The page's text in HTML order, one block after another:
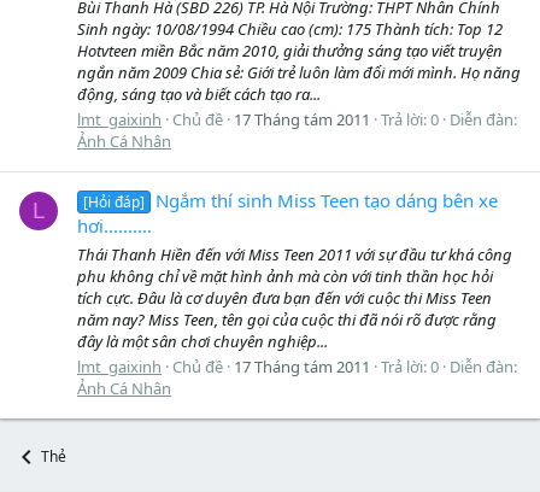
Bùi Thanh Hà (SBD 226) TP. Hà Nội Trường: THPT Nhân Chính
Sinh ngày: 10/08/1994 Chiều cao (cm): 175 Thành tích: Top 12
Hotvteen miền Bắc năm 2010, giải thưởng sáng tạo viết truyện
ngắn năm 2009 Chia sẻ: Giới trẻ luôn làm đổi mới mình. Họ năng
động, sáng tạo và biết cách tạo ra...
lmt_gaixinh Chủ đề 17 Tháng tám 2011 Trả lời: 0 Diễn đàn:
Ảnh Cá Nhân
L [Hỏi đáp]
Ngắm thí sinh Miss Teen tạo dáng bên xe
hơi..........
Thái Thanh Hiền đến với Miss Teen 2011 với sự đầu tư khá công
phu không chỉ về mặt hình ảnh mà còn với tinh thần học hỏi
tích cực. Đâu là cơ duyên đưa bạn đến với cuộc thi Miss Teen
năm nay? Miss Teen, tên gọi của cuộc thi đã nói rõ được rằng
đây là một sân chơi chuyên nghiệp...
lmt_gaixinh Chủ đề 17 Tháng tám 2011 Trả lời: 0 Diễn đàn:
Ảnh Cá Nhân
Thẻ